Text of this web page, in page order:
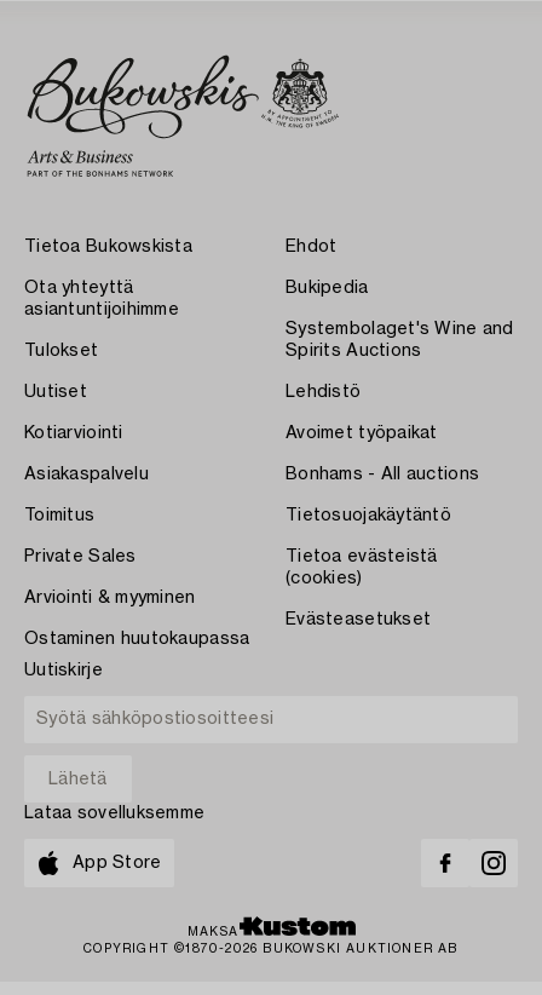
Tietoa Bukowskista
Ota yhteyttä
asiantuntijoihimme
Tulokset
Uutiset
Kotiarviointi
Asiakaspalvelu
Toimitus
Private Sales
Arviointi & myyminen
Ostaminen huutokaupassa
Ehdot
Bukipedia
Systembolaget's Wine and
Spirits Auctions
Lehdistö
Avoimet työpaikat
Bonhams - All auctions
Tietosuojakäytäntö
Tietoa evästeistä
(cookies)
Evästeasetukset
Uutiskirje
Lataa sovelluksemme
App Store
MAKSA
COPYRIGHT ©1870-2026 BUKOWSKI AUKTIONER AB